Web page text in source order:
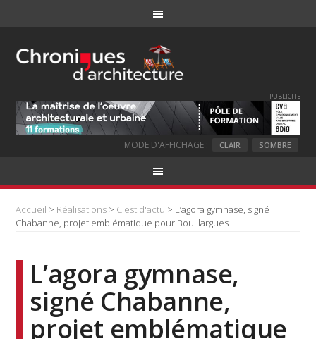
PUBLICITE
MODE D'AFFICHAGE : CLAIR SOMBRE
Accueil > Réalisations > C'est d'actu > L’agora gymnase, signé
Chabanne, projet emblématique pour Bouillargues
L’agora gymnase,
signé Chabanne,
projet emblématique